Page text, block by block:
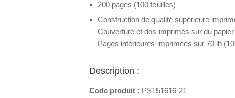
200 pages (100 feuilles)
Construction de qualité supérieure
Couverture et dos imprimés sur du
Pages intérieures imprimées sur 70 lb
Description :
Code produit : PS151616-21